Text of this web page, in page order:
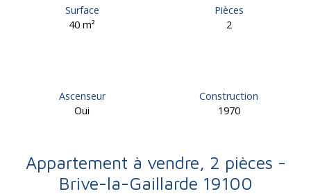
Surface
40m²
Pièces
2
Ascenseur
Oui
Construction
1970
Appartement à vendre, 2 pièces -
Brive-la-Gaillarde 19100